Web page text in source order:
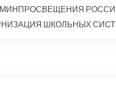
ШКОЛЬНЫХ